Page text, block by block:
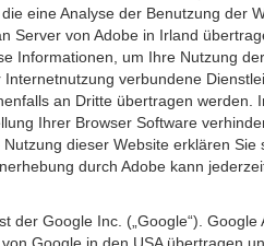
eine Analyse der Benutzung
Server von Adobe in Irland
Informationen, um Ihre Nutzung
verbundene
an Dritte übertragen
Ihrer Browser Software
dieser Website erklären
durch Adobe kann
der Google Inc. („Google“).